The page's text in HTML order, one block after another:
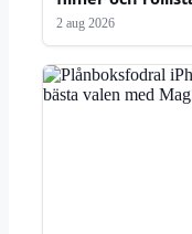
2 aug 2026